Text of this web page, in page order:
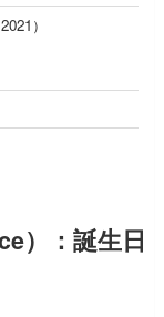
）
）：誕生日